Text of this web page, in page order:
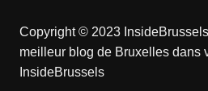
Copyright © 2023
meilleur blog de Bruxelles dans
InsideBrussels